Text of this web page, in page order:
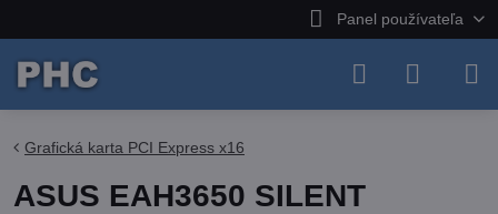
Panel používateľa
Grafická karta PCI Express x16
ASUS EAH3650 SILENT